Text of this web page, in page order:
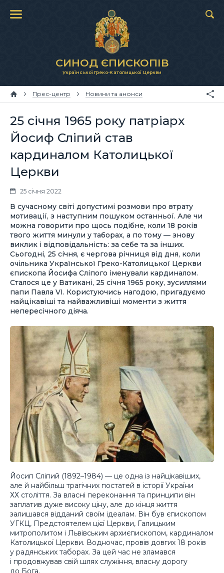
СИНОД ЄПИСКОПІВ
Української Греко-Католицької Церкви
Прес-центр Новини та анонси
25 січня 1965 року патріарх
Йосиф Сліпий став
кардиналом Католицької
Церкви
25 січня 2022
В сучасному світі допустимі розмови про втрату
мотивації, з наступним пошуком останньої. Але чи
можна говорити про щось подібне, коли 18 років
твого життя минули у таборах, а по тому — знову
виклик і відповідальність: за себе та за інших.
Сьогодні, 25 січня, є чергова річниця від дня, коли
очільника Української Греко-Католицької Церкви
єпископа Йосифа Сліпого іменували кардиналом.
Сталося це у Ватикані, 25 січня 1965 року, зусиллями
папи Павла VI. Користуючись нагодою, пригадуємо
найцікавіші та найважливіші моменти з життя
непересічного діяча.
Йосип Сліпий (1892–1984) — це одна із найцікавіших,
але й найбільш трагічних постатей в історії України
ХХ століття. За власні переконання та принципи він
заплатив дуже високу ціну, але до кінця життя
залишався відданий своїм ідеалам. Він був єпископом
УГКЦ, Предстоятелем цієї Церкви, Галицьким
митрополитом і Львівським архиєпископом, кардиналом
Католицької Церкви. Водночас, провів довгих 18 років
у радянських таборах. За цей час не зламався
і продовжував свій шлях служіння, власну дорогу
до Бога.